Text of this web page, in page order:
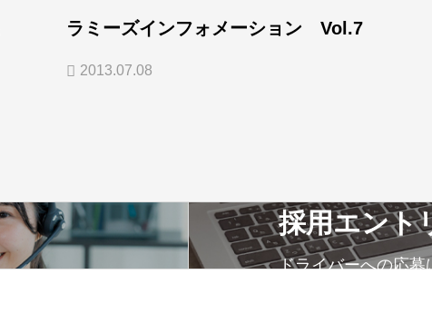
ラミーズインフォメーション Vol.7
2013.07.08
採用エント
ドライバーへの応募